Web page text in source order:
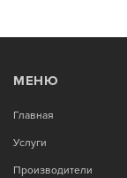
МЕНЮ
Главная
Услуги
Производители